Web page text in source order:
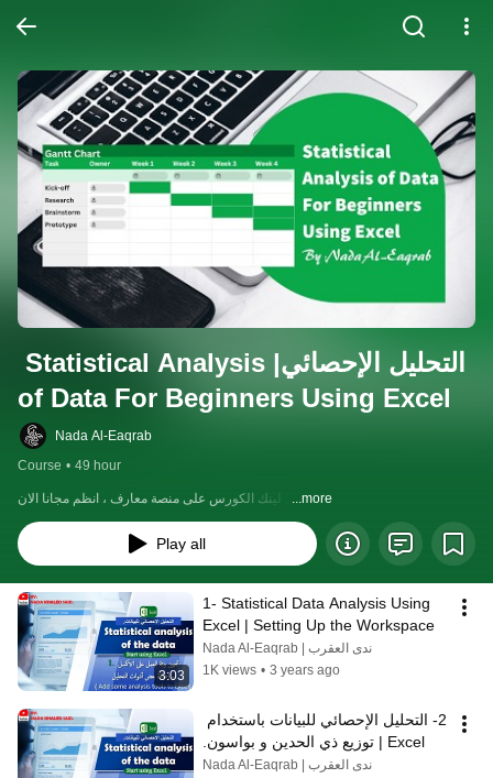
of Data For Beginners Using Excel
Nada Al-Eaqrab
Course • 49 hour
...more
Play all
3:03
1- Statistical Data Analysis Using
Excel | Setting Up the Workspace
ندى العقرب | Nada Al-Eaqrab
1K views • 3 years ago
Excel | توزيع ذي الحدين و بواسون.
ندى العقرب | Nada Al-Eaqrab